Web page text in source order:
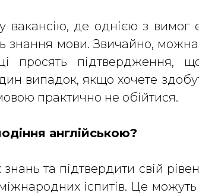
де однією з вимог
знання мови. Звичайно,
просять підтвердження,
випадок, якщо хочете
практично не обійтися.
англійською?
та підтвердити свій
іспитів. Це